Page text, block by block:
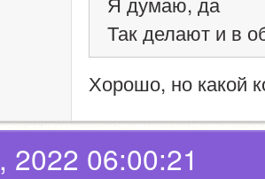
Так делают и в
Хорошо, но какой
2022 06:00:21